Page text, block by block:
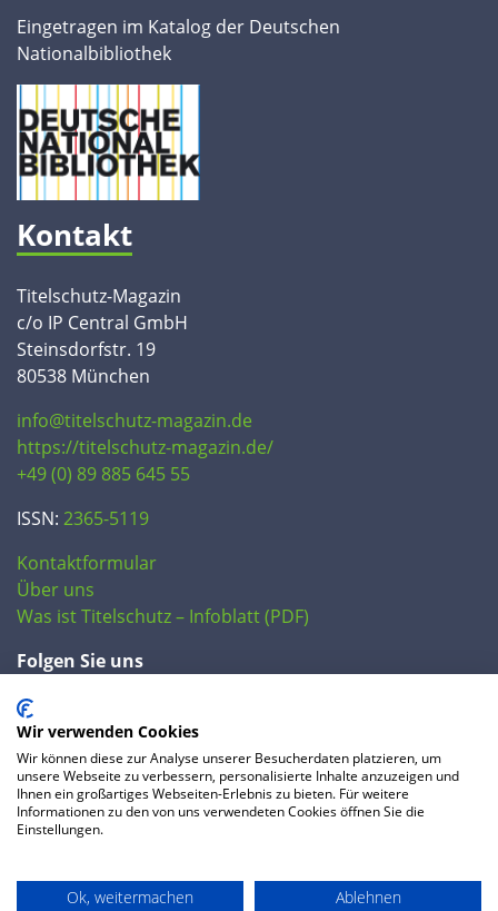
Eingetragen im Katalog der Deutschen
Nationalbibliothek
Kontakt
Titelschutz-Magazin
c/o IP Central GmbH
Steinsdorfstr. 19
80538 München
info@titelschutz-magazin.de
https://titelschutz-magazin.de/
+49 (0) 89 885 645 55
ISSN: 2365-5119
Kontaktformular
Über uns
Was ist Titelschutz – Infoblatt (PDF)
Folgen Sie uns
FAQ
Datenschutzerklärung AGB Preise
Wir verwenden Cookies
Wir können diese zur Analyse unserer Besucherdaten platzieren, um
unsere Webseite zu verbessern, personalisierte Inhalte anzuzeigen und
Ihnen ein großartiges Webseiten-Erlebnis zu bieten. Für weitere
Informationen zu den von uns verwendeten Cookies öffnen Sie die
Einstellungen.
Ok, weitermachen Ablehnen